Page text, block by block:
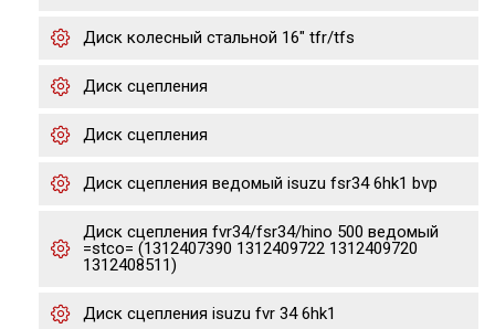
Диск колесный стальной 16" tfr/tfs
Диск сцепления
Диск сцепления
Диск сцепления ведомый isuzu fsr34 6hk1 bvp
Диск сцепления fvr34/fsr34/hino 500 ведомый
=stco= (1312407390 1312409722 1312409720
1312408511)
Диск сцепления isuzu fvr 34 6hk1